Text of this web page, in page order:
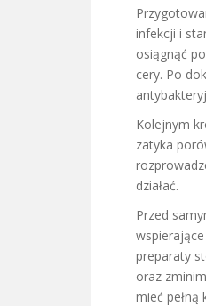
infekcji i
osiągnąć
cery. Po
Kolejnym
zatyka
działać.
Przed
preparaty
oraz
mieć pełną